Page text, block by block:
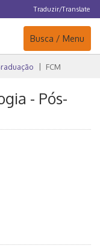
Traduzir/Translate
Navegação
Busca / Menu
FCM
- Pós-